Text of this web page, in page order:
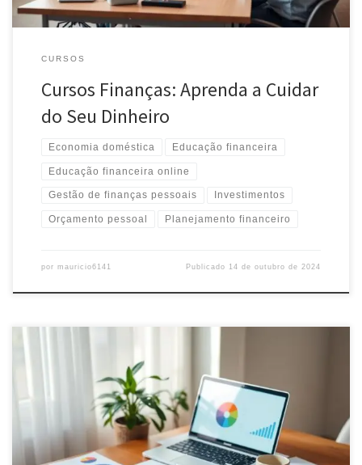
CURSOS
Cursos Finanças: Aprenda a Cuidar
do Seu Dinheiro
Economia doméstica Educação financeira
Educação financeira online
Gestão de finanças pessoais Investimentos
Orçamento pessoal Planejamento financeiro
por mauricio6141 Publicado 14 de outubro de 2024
Descubra como gerenciar suas finanças pessoais e fazer seu
dinheiro render. Aprenda estratégias práticas para economizar,
investir e planejar seu futuro financeiro.